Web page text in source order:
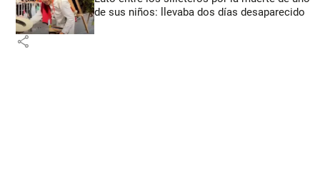
de sus niños: llevaba dos días desaparecido
share